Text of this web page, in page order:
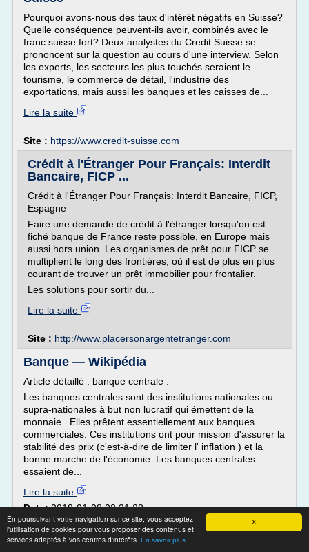
X
En poursuivant votre navigation sur ce site, vous acceptez
l'utilisation de cookies pour vous proposer des contenus et
services adaptés à vos centres d'intérêts. En savoir plus
Pourquoi avons-nous des taux d'intérêt négatifs en Suisse?
Quelle conséquence peuvent-ils avoir, combinés avec le
franc suisse fort? Deux analystes du Credit Suisse se
prononcent sur la question au cours d'une interview. Selon
les experts, les secteurs les plus touchés seraient le
tourisme, le commerce de détail, l'industrie des
exportations, mais aussi les banques et les caisses de...
Lire la suite
Site : https://www.credit-suisse.com
Crédit à l'Étranger Pour Français: Interdit
Bancaire, FICP ...
Crédit à l'Étranger Pour Français: Interdit Bancaire, FICP,
Espagne
Faire une demande de crédit à l'étranger lorsqu'on est
fiché banque de France reste possible, en Europe mais
aussi hors union. Les organismes de prêt pour FICP se
multiplient le long des frontières, où il est de plus en plus
courant de trouver un prêt immobilier pour frontalier.
Les solutions pour sortir du...
Lire la suite
Site : http://www.placersonargentetranger.com
Banque — Wikipédia
Article détaillé : banque centrale .
Les banques centrales sont des institutions nationales ou
supra-nationales à but non lucratif qui émettent de la
monnaie . Elles prêtent essentiellement aux banques
commerciales. Ces institutions ont pour mission d'assurer la
stabilité des prix (c'est-à-dire de limiter l' inflation ) et la
bonne marche de l'économie. Les banques centrales
essaient de...
Lire la suite
Date:2018-01-08 03:31:28
Site :https://fr.wikipedia.org
pretendevise.com Spécialiste du prêt